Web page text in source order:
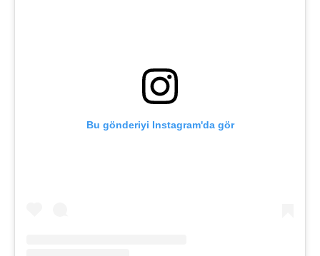
Bu gönderiyi Instagram'da gör